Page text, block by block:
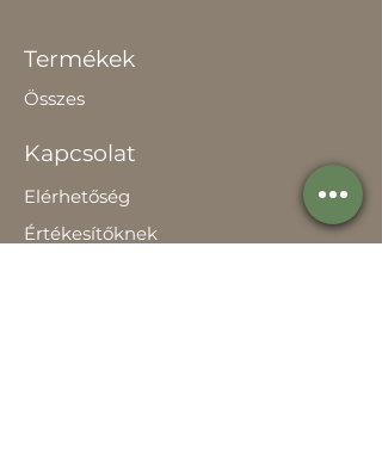
Termékek
Összes
Kapcsolat
Elérhetőség
Értékesítőknek